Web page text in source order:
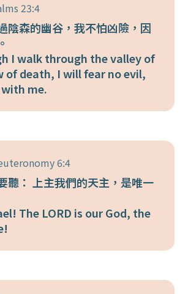
23:4
陰森的幽谷，我不怕凶險，因
I walk through the valley of
of death, I will fear no evil,
me.
6:4
聽： 上主我們的天主，是唯一
The LORD is our God, the